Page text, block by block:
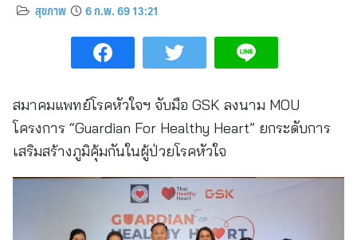
สุขภาพ 6 ก.พ. 69 13:21
สมาคมแพทย์โรคหัวใจฯ จับมือ GSK ลงนาม MOU
โครงการ “Guardian For Healthy Heart” ยกระดับการ
เสริมสร้างภูมิคุ้มกันในผู้ป่วยโรคหัวใจ